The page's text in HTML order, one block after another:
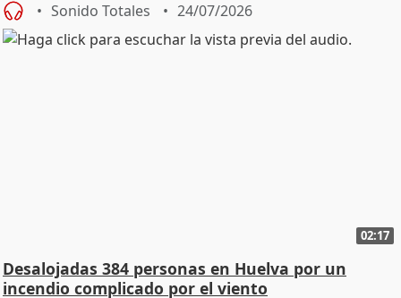
Sonido Totales 24/07/2026
02:17
Desalojadas 384 personas en Huelva por un
incendio complicado por el viento